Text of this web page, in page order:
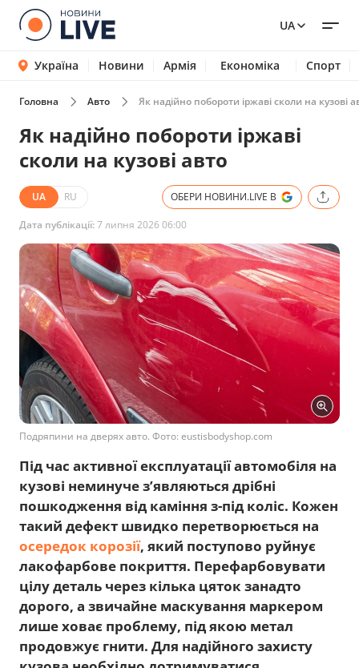
UA
Україна Новини Армія Економіка Спорт
Головна Авто Як надійно побороти іржаві сколи на кузові
Як надійно побороти іржаві
сколи на кузові авто
UA RU ОБЕРИ НОВИНИ.LIVE В
Дата публікації:7 липня 2026 06:00
Подряпини на дверях авто. Фото: eustisbodyshop.com
Під час активної експлуатації автомобіля на
кузові неминуче з’являються дрібні
пошкодження від каміння з-під коліс. Кожен
такий дефект швидко перетворюється на
осередок корозії, який поступово руйнує
лакофарбове покриття. Перефарбовувати
цілу деталь через кілька цяток занадто
дорого, а звичайне маскування маркером
лише ховає проблему, під якою метал
продовжує гнити. Для надійного захисту